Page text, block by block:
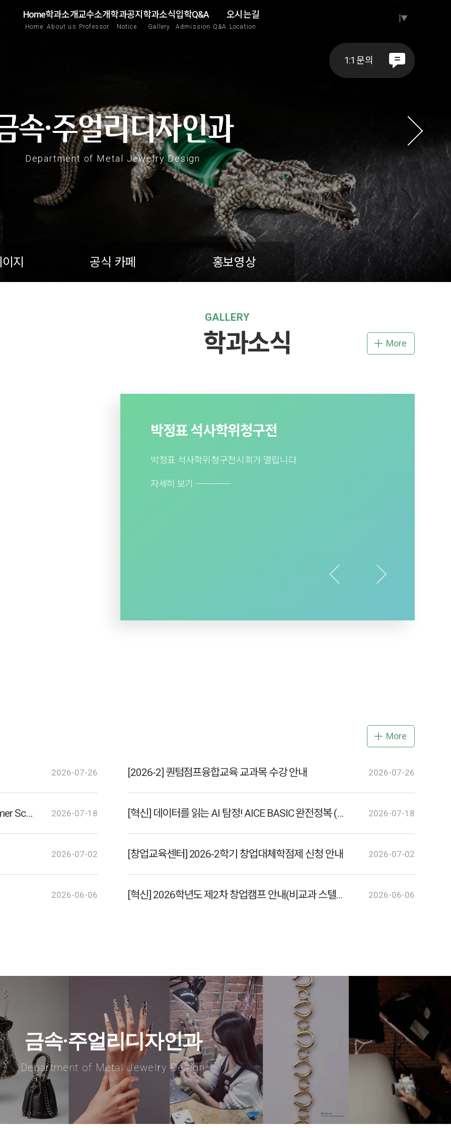
Home
Home
학과소개
About us
교수소개
Professor
학과공지
Notice
학과소식
Gallery
입학Q&A
Admission Q&A
오시는길
Location
▼
1:1 문의
지 공식 카페 홍보영상
속·주얼리디자인과
Department of Metal Jewelry Design
GALLERY
학과소식 More
KIM BORIM EXHIBITION
KIM BORIM EXHIBITION
자세히 보기 ────
More
2026-07-26 [2026-2] 퀀텀점프융합교육 교과목 수강 안내 2026-07-26
[혁신] MAKER SPACE 온라인 교육(DMZ Summer School)[비교과] 2026-07-18 [혁신] 데이터를 읽는 AI 탐정! AICE BASIC 완전정복 (재공지) [비교과] 2026-07-18
2026-07-02 [창업교육센터] 2026-2학기 창업대체학점제 신청 안내 2026-07-02
2026-06-06 [혁신] 2026학년도 제2차 창업캠프 안내(비교과 스텔라 지급) 2026-06-06
금속·주얼리디자인과
Department of Metal Jewelry Design